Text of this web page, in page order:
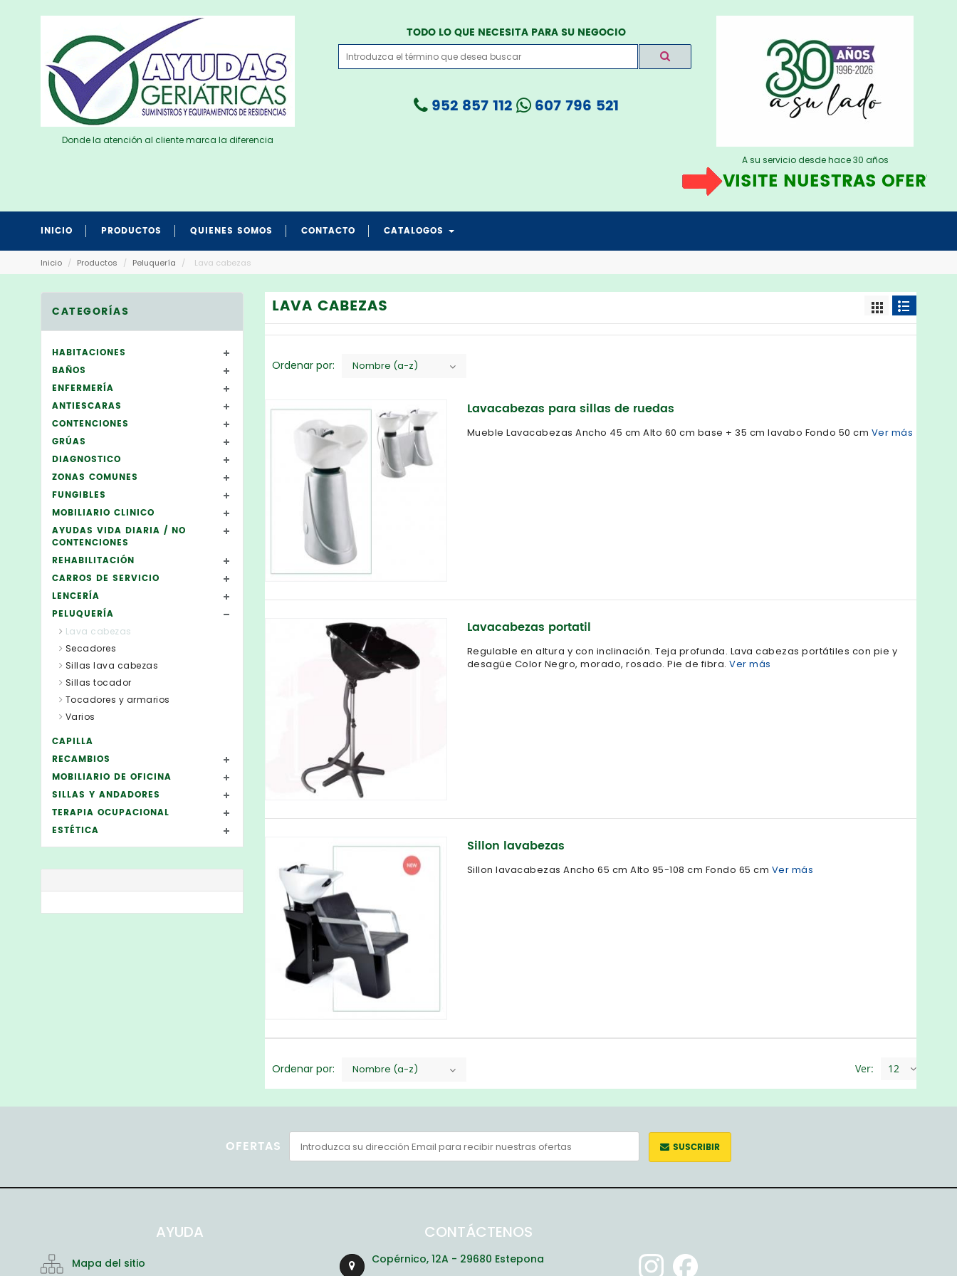
Donde la atención al cliente marca la diferencia
TODO LO QUE NECESITA PARA SU NEGOCIO
952 857 112 607 796 521
A su servicio desde hace 30 años
VISITE NUESTRAS OFERTAS
INICIO PRODUCTOS QUIENES SOMOS CONTACTO CATALOGOS
Inicio / Productos / Peluquería / Lava cabezas
LAVA CABEZAS
Ordenar por: Nombre (a-z)
Lavacabezas para sillas de ruedas
Mueble Lavacabezas Ancho 45 cm Alto 60 cm base + 35 cm lavabo Fondo 50 cm Ver más
Lavacabezas portatil
Regulable en altura y con inclinación. Teja profunda. Lava cabezas portátiles con pie y
desagüe Color Negro, morado, rosado. Pie de fibra.Ver más
Sillon lavabezas
Sillon lavacabezas Ancho 65 cm Alto 95-108 cm Fondo 65 cm Ver más
Ordenar por: Nombre (a-z) Ver: 12
CATEGORÍAS
HABITACIONES
BAÑOS
ENFERMERÍA
ANTIESCARAS
CONTENCIONES
GRÚAS
DIAGNOSTICO
ZONAS COMUNES
FUNGIBLES
MOBILIARIO CLINICO
AYUDAS VIDA DIARIA / NO
CONTENCIONES
REHABILITACIÓN
CARROS DE SERVICIO
LENCERÍA
PELUQUERÍA
Lava cabezas
Secadores
Sillas lava cabezas
Sillas tocador
Tocadores y armarios
Varios
CAPILLA
RECAMBIOS
MOBILIARIO DE OFICINA
SILLAS Y ANDADORES
TERAPIA OCUPACIONAL
ESTÉTICA
OFERTAS SUSCRIBIR
AYUDA
Mapa del sitio
CONTÁCTENOS
Copérnico, 12A - 29680 Estepona